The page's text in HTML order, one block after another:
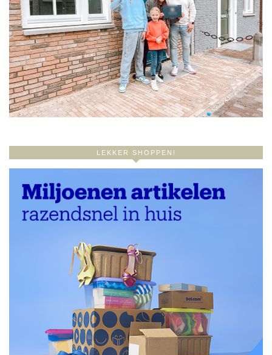
LEKKER SHOPPEN!